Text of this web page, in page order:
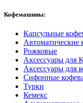
Кофемашины:
Капсульные
Рожковые
Аксессуары для
Аксессуары для
Сифонные
Турки
Кемекс